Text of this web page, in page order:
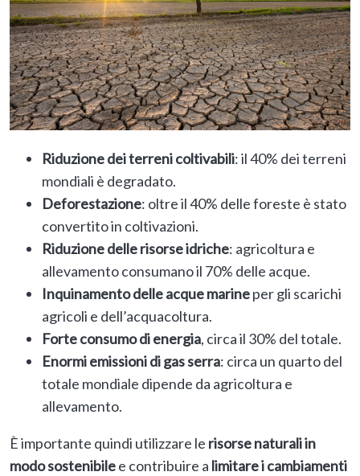
Riduzione dei terreni coltivabili: il 40% dei terreni
mondiali è degradato.
Deforestazione: oltre il 40% delle foreste è stato
convertito in coltivazioni.
Riduzione delle risorse idriche: agricoltura e
allevamento consumano il 70% delle acque.
Inquinamento delle acque marineper gli scarichi
agricoli e dell’acquacoltura.
Forte consumo di energia, circa il 30% del totale.
Enormi emissioni di gas serra: circa un quarto del
totale mondiale dipende da agricoltura e
allevamento.
È importante quindi utilizzare le risorse naturali in
modo sostenibilee contribuire a limitare i cambiamenti